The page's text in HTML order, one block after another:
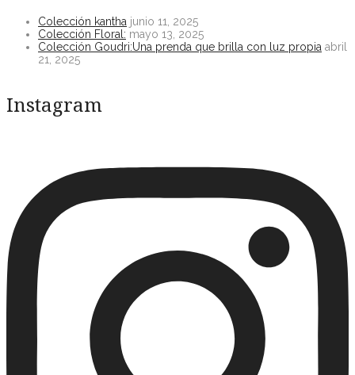
Colección kantha junio 11, 2025
Colección Floral: mayo 13, 2025
Colección Goudri:Una prenda que brilla con luz propia abril
21, 2025
Instagram